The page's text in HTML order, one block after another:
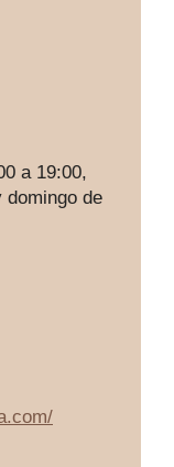
a 19:00,
domingo de